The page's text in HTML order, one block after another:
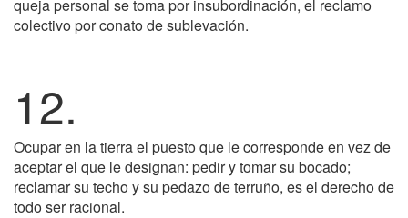
queja personal se toma por insubordinación, el reclamo
colectivo por conato de sublevación.
12.
Ocupar en la tierra el puesto que le corresponde en vez de
aceptar el que le designan: pedir y tomar su bocado;
reclamar su techo y su pedazo de terruño, es el derecho de
todo ser racional.